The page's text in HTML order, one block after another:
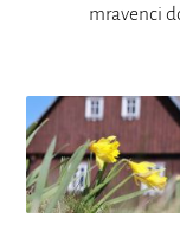
mravenci